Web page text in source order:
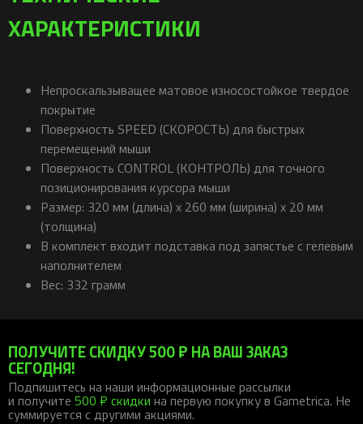
ХАРАКТЕРИСТИКИ
Непроскальзыващее матовое износостойкое твердое
покрытие
Поверхность SPEED (СКОРОСТЬ) для быстрых
перемещений мыши
Поверхность CONTROL (КОНТРОЛЬ) для точного
позиционирования курсора мыши
Размер: 320 мм (длина) x 260 мм (ширина) x 20 мм
(толщина)
В комплект входит подставка под запястье с гелевым
наполнителем
Вес: 332 грамм
ПОЛУЧИТЕ СКИДКУ 500 ₽ НА ВАШ ЗАКАЗ
СЕГОДНЯ!
Подпишитесь на наши информационные рассылки
и получите 500 ₽ скидки на первую покупку в Gametrica. Не
суммируется с другими акциями.